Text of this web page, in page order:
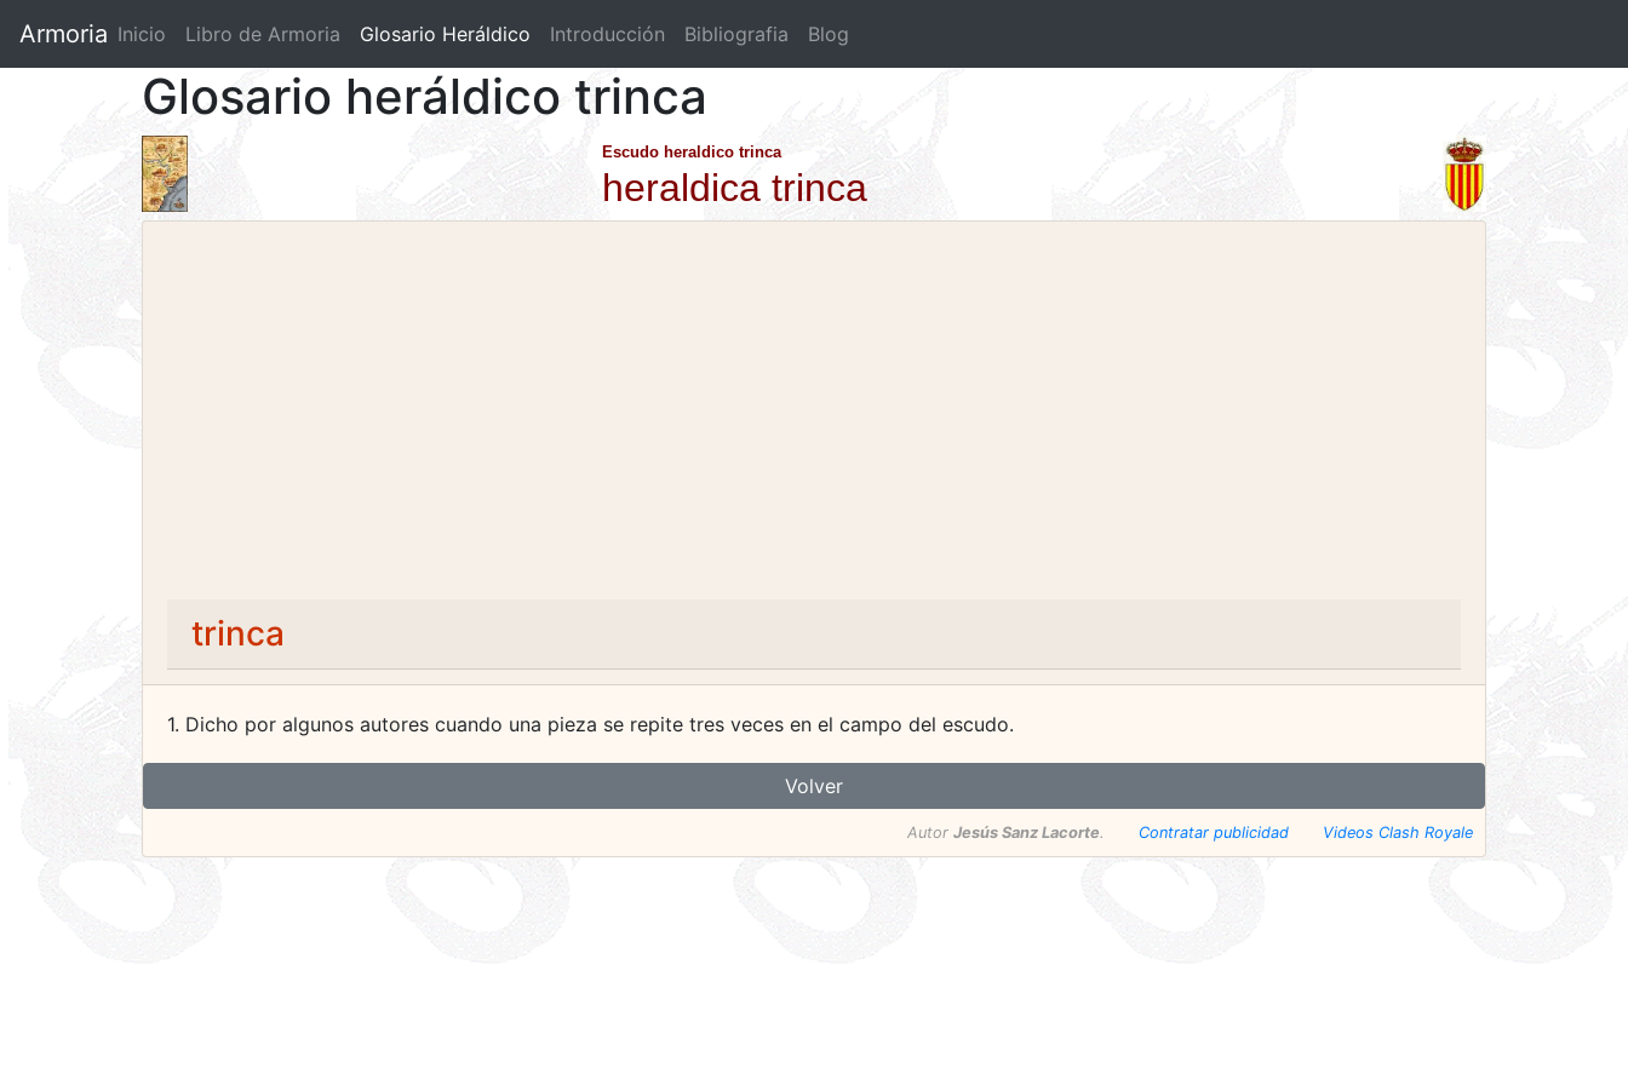
Armoria Inicio Libro de Armoria (current)
Glosario Heráldico Introducción Bibliografia Blog
Glosario heráldico trinca
Escudo heraldico trinca
heraldica trinca
trinca
1. Dicho por algunos autores cuando una pieza se repite tres veces en el campo del escudo.
Volver
Autor Jesús Sanz Lacorte. Contratar publicidad Videos Clash Royale